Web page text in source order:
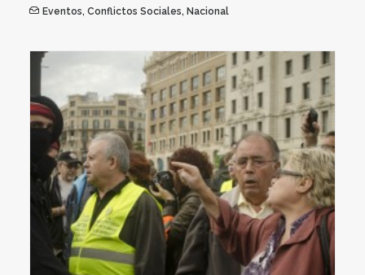
Eventos, Conflictos Sociales, Nacional